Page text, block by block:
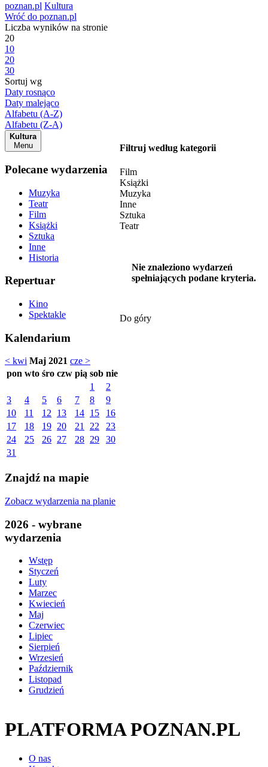
poznan.pl Kultura
Wróć do poznan.pl
Liczba wyników na stronie
20
10
20
30
Sortuj wg
Daty rosnąco
Daty malejąco
Alfabetu (A-Z)
Alfabetu (Z-A)
Kultura
Menu
Polecane wydarzenia
Muzyka
Teatr
Film
Książki
Sztuka
Inne
Historia
Repertuar
Kino
Spektakle
Kalendarium
< kwi Maj 2021 cze >
pon wto śro czw pią sob nie
1
2
3
4 5 6 7 8
9
10
11 12 13 14 15
16
17
18 19 20 21 22
23
24
25 26 27 28 29
30
31
Znajdź na mapie
Zobacz wydarzenia na planie
2026 - wybrane
wydarzenia
Wstęp
Styczeń
Luty
Marzec
Kwiecień
Maj
Czerwiec
Lipiec
Sierpień
Wrzesień
Październik
Listopad
Grudzień
Filtruj według kategorii
Film
Książki
Muzyka
Inne
Sztuka
Teatr
Nie znaleziono wydarzeń
spełniających podane kryteria.
Do góry
PLATFORMA POZNAN.PL
O nas